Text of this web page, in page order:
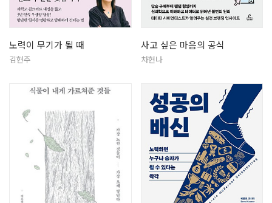
노력이 무기가 될 때
김현주
사고 싶은 마음의 공식
차현나